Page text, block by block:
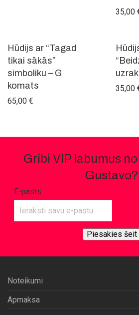
35,00
Hūdijs ar “Tagad
tikai sākās”
simboliku – G
komats
65,00 €
35,00
Gribi VIP labumus
Gustavo?
E-pasts
Piesakies šeit
Noteikumi
Apmaksa